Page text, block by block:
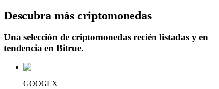
Servicio de préstamos respaldado por criptomonedas
Descubra más criptomonedas
Una selección de criptomonedas recién listadas y en
tendencia en Bitrue.
GOOGLX